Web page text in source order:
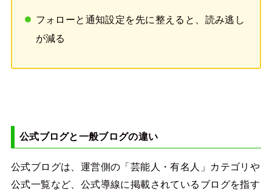
フォローと通知設定を先に整えると、読み逃し
が減る
公式ブログと一般ブログの違い
公式ブログは、運営側の「芸能人・有名人」カテゴリや
公式一覧など、公式導線に掲載されているブログを指す